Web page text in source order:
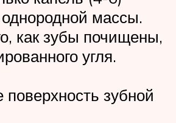
массы.
как зубы почищены,
угля.
зубной